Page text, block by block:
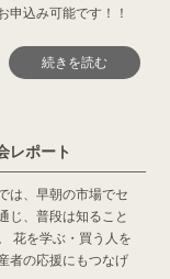
申込み可能です！！
続きを読む
レポート
は、早朝の市場でセ
じ、普段は知ること
花を学ぶ・買う人を
者の応援にもつなげ